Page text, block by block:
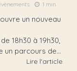
1 min.
un nouveau
18h30 à 19h30,
un parcours de...
Lire l'article